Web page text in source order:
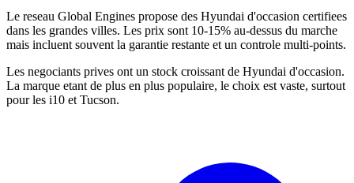
Le reseau Global Engines propose des Hyundai d'occasion certifiees
dans les grandes villes. Les prix sont 10-15% au-dessus du marche
mais incluent souvent la garantie restante et un controle multi-points.
Les negociants prives ont un stock croissant de Hyundai d'occasion.
La marque etant de plus en plus populaire, le choix est vaste, surtout
pour les i10 et Tucson.